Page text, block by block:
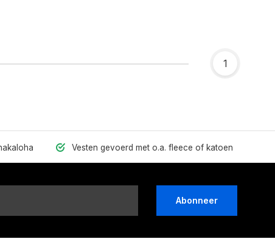
1
Vesten gevoerd met o.a. fleece of katoen
Abonneer